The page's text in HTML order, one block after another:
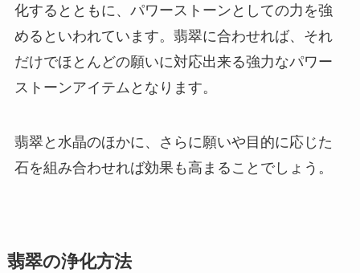
化するとともに、パワーストーンとしての力を強
めるといわれています。翡翠に合わせれば、それ
だけでほとんどの願いに対応出来る強力なパワー
ストーンアイテムとなります。
翡翠と水晶のほかに、さらに願いや目的に応じた
石を組み合わせれば効果も高まることでしょう。
翡翠の浄化方法